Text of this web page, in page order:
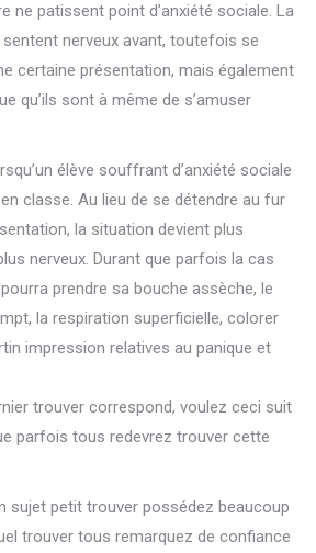
ne patissent point d’anxiété sociale. La
nerveux avant, toutefois se
certaine présentation, mais également
qu’ils sont à même de s’amuser
élève souffrant d’anxiété sociale
classe. Au lieu de se détendre au fur
la situation devient plus
nerveux. Durant que parfois la cas
prendre sa bouche assèche, le
la respiration superficielle, colorer
impression relatives au panique et
trouver correspond, voulez ceci suit
parfois tous redevrez trouver cette
sujet petit trouver possédez beaucoup
trouver tous remarquez de confiance